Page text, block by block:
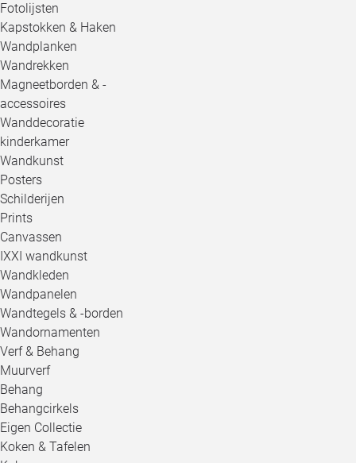
Fotolijsten
Kapstokken & Haken
Wandplanken
Wandrekken
Magneetborden & -
accessoires
Wanddecoratie
kinderkamer
Wandkunst
Posters
Schilderijen
Prints
Canvassen
IXXI wandkunst
Wandkleden
Wandpanelen
Wandtegels & -borden
Wandornamenten
Verf & Behang
Muurverf
Behang
Behangcirkels
Eigen Collectie
Koken & Tafelen